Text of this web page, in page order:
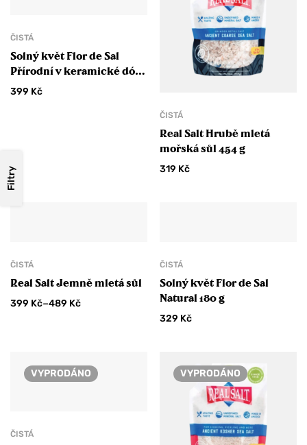
Filtry
ČISTÁ
Solný květ Flor de Sal
Přírodní v keramické dóze
100 g
399 Kč
ČISTÁ
Real Salt Hrubě mletá
mořská sůl 454 g
319 Kč
ČISTÁ
Real Salt Jemně mletá sůl
399 Kč–489 Kč
ČISTÁ
Solný květ Flor de Sal
Natural 180 g
329 Kč
VYPRODÁNO
ČISTÁ
VYPRODÁNO
Chcete slevu 10 %
na svoji objednávku?